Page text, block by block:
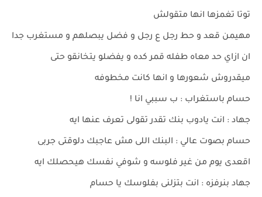
توتا تغمزها انها متقولش
مهيمن قعد و حط رجل ع رجل و فضل يبصلهم و مستغرب جدا
ان ازاي حد معاه طفله قمر كده و يفضلو يتخانقو حتى
ميقدروش شعورها و انها كانت مخطوفه
حسام باستغراب : ب سببي انا !
جهاد : انت يادوب بنك تقدر تقولى تعرف عنها ايه
حسام بصوت عالي : البنك اللى مش عاجبك دلوقتى جربى
اقعدى يوم من غير فلوسه و شوفي نفسك هيحصلك ايه
جهاد بنرفزه : انت بتزلنى بفلوسك يا حسام